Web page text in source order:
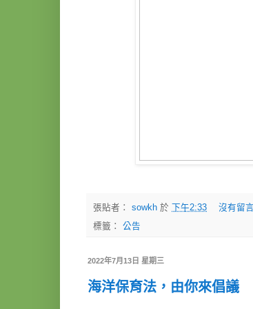
張貼者： sowkh 於 下午2:33
沒有留
標籤： 公告
2022年7月13日 星期三
海洋保育法，由你來倡議